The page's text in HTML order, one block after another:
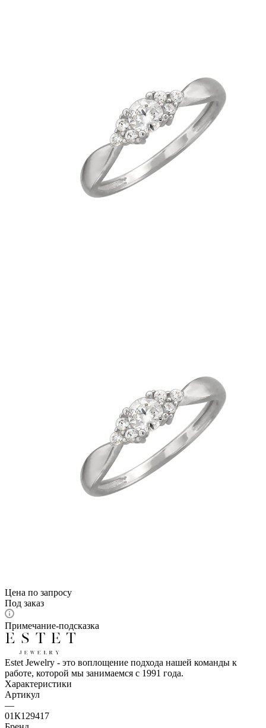
Цена по запросу
Под заказ
Примечание-подсказка
Estet Jewelry - это воплощение подхода нашей команды к
работе, которой мы занимаемся с 1991 года.
Характеристики
Артикул
—
01К129417